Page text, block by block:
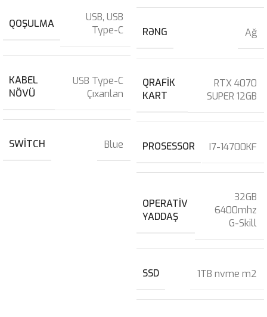
QOŞULMA USB, USB
Type-C
KABEL
NÖVÜ
USB Type-C
Çıxarılan
SWITCH Blue
RƏNG Ağ
QRAFIK
KART
RTX 4070
SUPER 12GB
PROSESSOR I7-14700KF
OPERATIV
YADDAŞ
32GB
6400mhz
G-Skill
SSD 1TB nvme m2